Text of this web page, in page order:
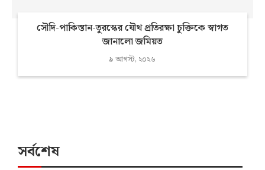
সৌদি-পাকিস্তান-তুরস্কের যৌথ প্রতিরক্ষা চুক্তিকে স্বাগত
জানালো জমিয়ত
৯ আগস্ট, ২০২৬
সর্বশেষ